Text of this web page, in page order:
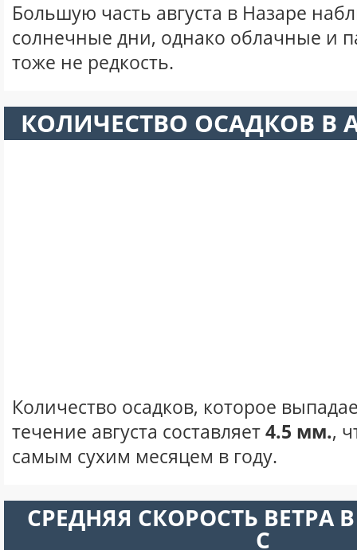
Большую часть августа в Назаре
солнечные дни, однако облачные и
тоже не редкость.
КОЛИЧЕСТВО ОСАДКОВ В
Количество осадков, которое
течение августа составляет4.5 мм.,
самым сухим месяцем в году.
СРЕДНЯЯ СКОРОСТЬ ВЕТРА
С